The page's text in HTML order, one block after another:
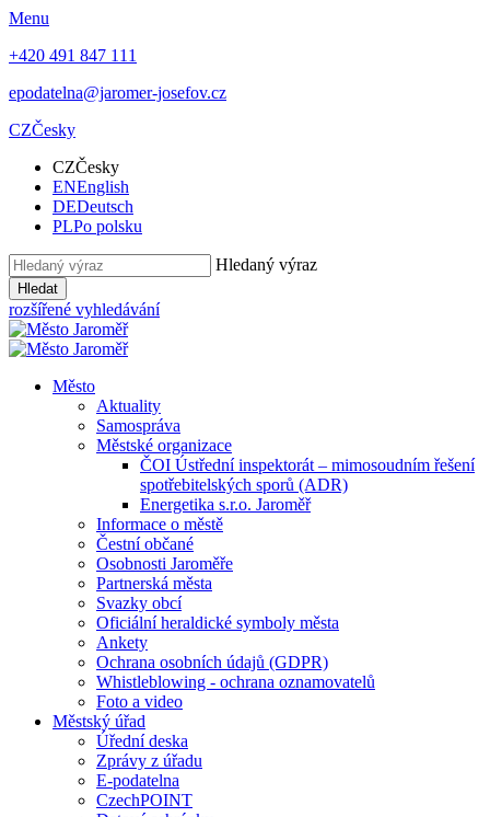
Menu
+420 491 847 111
epodatelna@jaromer-josefov.cz
CZČesky
CZČesky
ENEnglish
DEDeutsch
PLPo polsku
Hledaný výraz
Hledat
rozšířené vyhledávání
Město
Aktuality
Samospráva
Městské organizace
ČOI Ústřední inspektorát – mimosoudním řešení
spotřebitelských sporů (ADR)
Energetika s.r.o. Jaroměř
Informace o městě
Čestní občané
Osobnosti Jaroměře
Partnerská města
Svazky obcí
Oficiální heraldické symboly města
Ankety
Ochrana osobních údajů (GDPR)
Whistleblowing - ochrana oznamovatelů
Foto a video
Městský úřad
Úřední deska
Zprávy z úřadu
E-podatelna
CzechPOINT